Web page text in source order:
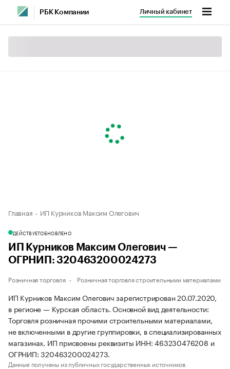
РБК Компании Личный кабинет
Главная ИП Курников Максим Олегович
ДЕЙСТВУЕТОБНОВЛЕНО
ИП Курников Максим Олегович —
ОГРНИП: 320463200024273
Розничная торговля Розничная торговля строительными материалами
ИП Курников Максим Олегович зарегистрирован 20.07.2020,
в регионе — Курская область. Основной вид деятельности:
Торговля розничная прочими строительными материалами,
не включенными в другие группировки, в специализированных
магазинах. ИП присвоены реквизиты ИНН: 463230476208 и
ОГРНИП: 320463200024273.
Данные получены из публичных государственных источников.